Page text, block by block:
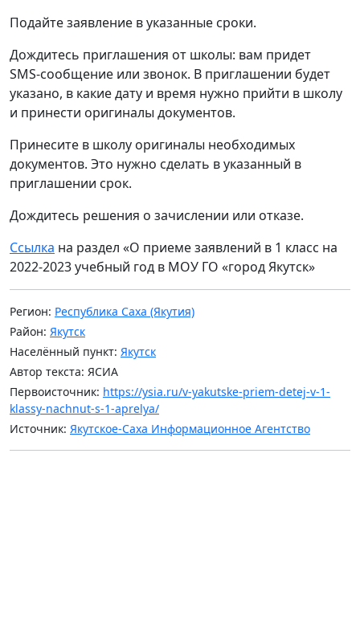
Подайте заявление в указанные сроки.
Дождитесь приглашения от школы: вам придет
SMS‑сообщение или звонок. В приглашении будет
указано, в какие дату и время нужно прийти в школу
и принести оригиналы документов.
Принесите в школу оригиналы необходимых
документов. Это нужно сделать в указанный в
приглашении срок.
Дождитесь решения о зачислении или отказе.
Ссылка на раздел «О приеме заявлений в 1 класс на
2022-2023 учебный год в МОУ ГО «город Якутск»
Регион: Республика Саха (Якутия)
Район: Якутск
Населённый пункт: Якутск
Автор текста: ЯСИА
Первоисточник: https://ysia.ru/v-yakutske-priem-detej-v-1-
klassy-nachnut-s-1-aprelya/
Источник: Якутское-Саха Информационное Агентство